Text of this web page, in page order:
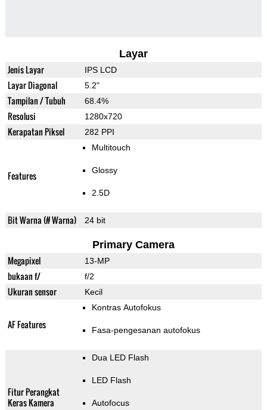
Layar
Jenis Layar IPS LCD
Layar Diagonal 5.2"
Tampilan / Tubuh 68.4%
Resolusi 1280x720
Kerapatan Piksel 282 PPI
Features
Multitouch
Glossy
2.5D
Bit Warna (# Warna) 24 bit
Primary Camera
Megapixel 13-MP
bukaan f/ f/2
Ukuran sensor Kecil
AF Features
Kontras Autofokus
Fasa-pengesanan autofokus
Fitur Perangkat
Keras Kamera
Dua LED Flash
LED Flash
Autofocus